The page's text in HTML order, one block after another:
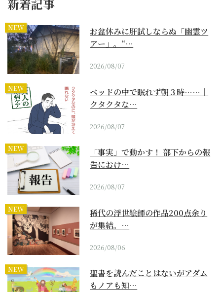
新着記事
NEW
お盆休みに肝試しならぬ「幽霊ツ
アー」。“…
2026/08/07
NEW
ベッドの中で眠れず朝３時……｜
クタクタな…
2026/08/07
NEW
「事実」で動かす！ 部下からの報
告におけ…
2026/08/07
NEW
稀代の浮世絵師の作品200点余り
が集結。…
2026/08/06
NEW
聖書を読んだことはないがアダム
もノアも知…